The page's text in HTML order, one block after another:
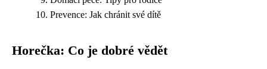
Prevence: Jak chránit své dítě
Horečka: Co je dobré vědět